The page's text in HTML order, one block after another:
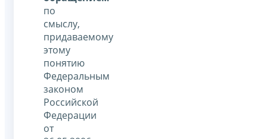
по
смыслу,
придаваемому
этому
понятию
Федеральным
законом
Российской
Федерации
от